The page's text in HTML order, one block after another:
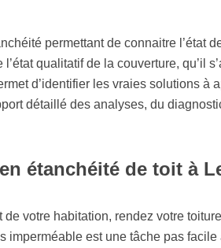
permettant de connaitre l’état
qualitatif de la couverture, qu’il
d’identifier les vraies solutions à
détaillé des analyses, du
étanchéité de toit à
de votre habitation, rendez votre
imperméable est une tâche pas